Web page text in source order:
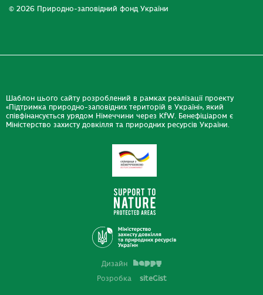
© 2026 Природно-заповідний фонд України
Шаблон цього сайту розроблений в рамках реалізації проекту
«Підтримка природно-заповідних територій в Україні», який
співфінансується урядом Німеччини через KfW. Бенефіціаром є
Міністерство захисту довкілля та природних ресурсів України.
Дизайн
Розробка
siteGist